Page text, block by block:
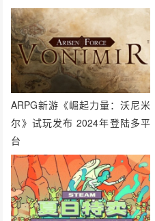
ARPG新游《崛起力量：沃尼米
尔》试玩发布 2024年登陆多平
台